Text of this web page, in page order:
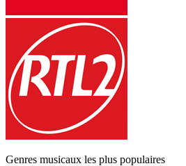
Genres musicaux les plus populaires